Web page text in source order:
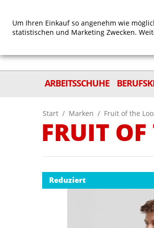
ARBEITSSCHUHE
Start / Marken / Fruit of the
FRUIT
Reduziert
Um Ihren Einkauf so angenehm wie
statistischen und Marketing Zwecken.